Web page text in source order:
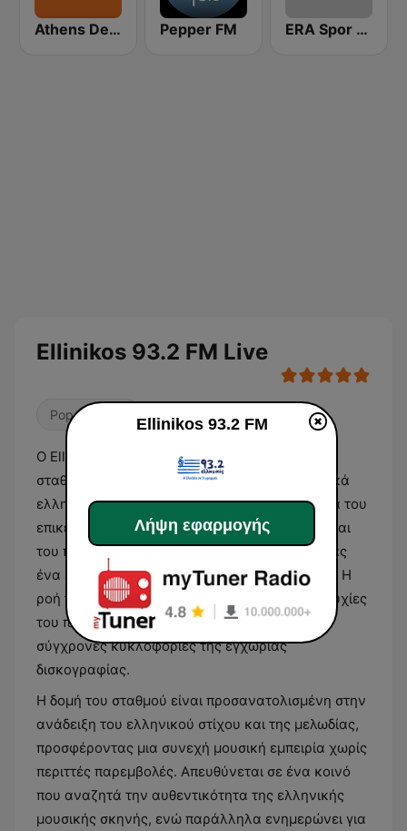
Athens Deejay FM Pepper FM ERA Spor - ΕΡΑΣΠΟΡ
Ellinikos 93.2 FM Live
Pop / Top 40
Ο Ellinikos 93.2 FM είναι ένας ραδιοφωνικός
σταθμός της Αθήνας που εκπέμπει αποκλειστικά
ελληνικό μουσικό περιεχόμενο. Το πρόγραμμά του
επικεντρώνεται στην προβολή του έντεχνου και
του ποιοτικού λαϊκού τραγουδιού, καλύπτοντας
ένα ευρύ φάσμα δημιουργών και ερμηνευτών. Η
ροή της μουσικής συνδυάζει διαχρονικές επιτυχίες
του παρελθόντος με τις σημαντικότερες
σύγχρονες κυκλοφορίες της εγχώριας
δισκογραφίας.
Η δομή του σταθμού είναι προσανατολισμένη στην
ανάδειξη του ελληνικού στίχου και της μελωδίας,
προσφέροντας μια συνεχή μουσική εμπειρία χωρίς
περιττές παρεμβολές. Απευθύνεται σε ένα κοινό
που αναζητά την αυθεντικότητα της ελληνικής
μουσικής σκηνής, ενώ παράλληλα ενημερώνει για
Ellinikos 93.2 FM
Λήψη εφαρμογής